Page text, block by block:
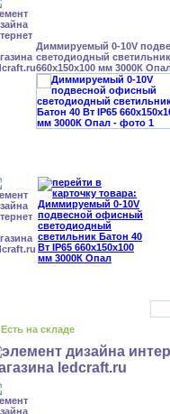
Диммируемый 0-10V
светодиодный
660x150x100 мм 3000К
Есть на складе